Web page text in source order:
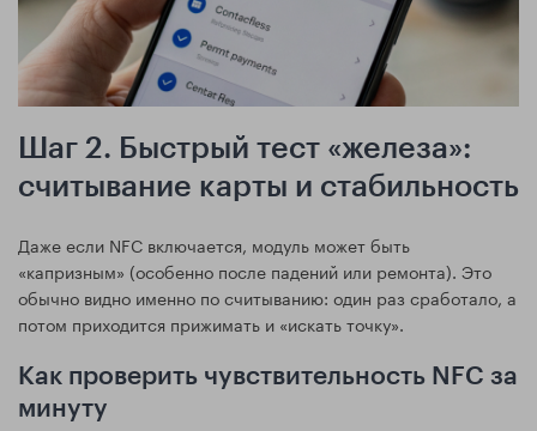
Шаг 2. Быстрый тест «железа»:
считывание карты и стабильность
Даже если NFC включается, модуль может быть
«капризным» (особенно после падений или ремонта). Это
обычно видно именно по считыванию: один раз сработало, а
потом приходится прижимать и «искать точку».
Как проверить чувствительность NFC за
минуту